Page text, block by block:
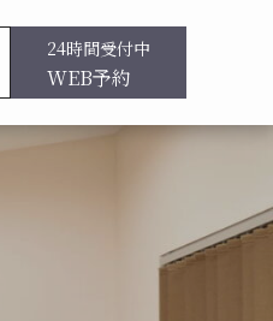
24時間受付中
WEB予約